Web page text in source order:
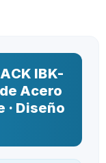
IBK-
Acero
Diseño